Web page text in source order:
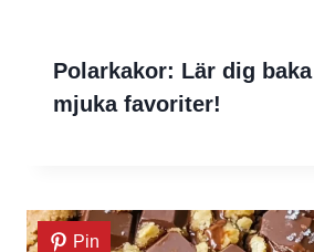
Polarkakor: Lär dig
mjuka favoriter!
Pin